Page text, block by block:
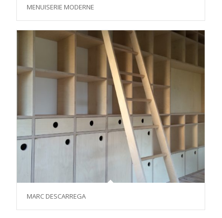
MENUISERIE MODERNE
MARC DESCARREGA